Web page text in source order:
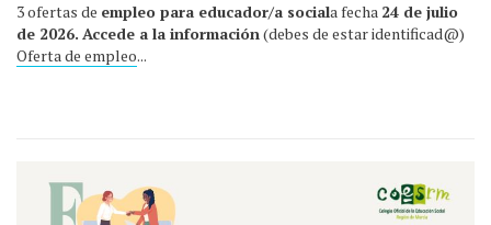
3 ofertas de empleo para educador/a sociala fecha 24 de julio
de 2026. Accede a la información(debes de estar identificad@)
Oferta de empleo...